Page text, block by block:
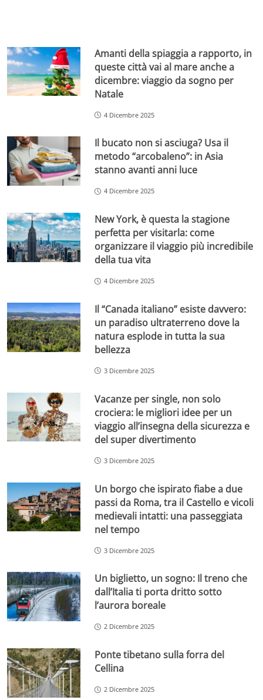
Amanti della spiaggia a rapporto, in
queste città vai al mare anche a
dicembre: viaggio da sogno per
Natale
4 Dicembre 2025
Il bucato non si asciuga? Usa il
metodo “arcobaleno”: in Asia
stanno avanti anni luce
4 Dicembre 2025
New York, è questa la stagione
perfetta per visitarla: come
organizzare il viaggio più incredibile
della tua vita
4 Dicembre 2025
Il “Canada italiano” esiste davvero:
un paradiso ultraterreno dove la
natura esplode in tutta la sua
bellezza
3 Dicembre 2025
Vacanze per single, non solo
crociera: le migliori idee per un
viaggio all’insegna della sicurezza e
del super divertimento
3 Dicembre 2025
Un borgo che ispirato fiabe a due
passi da Roma, tra il Castello e vicoli
medievali intatti: una passeggiata
nel tempo
3 Dicembre 2025
Un biglietto, un sogno: Il treno che
dall’Italia ti porta dritto sotto
l’aurora boreale
2 Dicembre 2025
Ponte tibetano sulla forra del
Cellina
2 Dicembre 2025